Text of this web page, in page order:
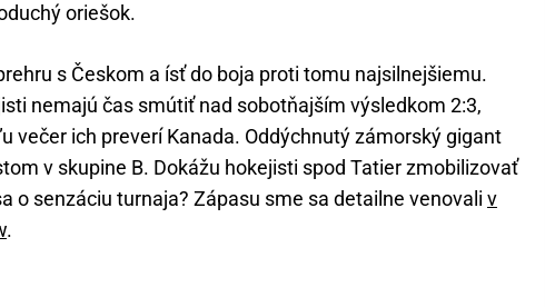
oriešok.
s Českom a ísť do boja proti tomu najsilnejšiemu.
nemajú čas smútiť nad sobotňajším výsledkom 2:3,
večer ich preverí Kanada. Oddýchnutý zámorský gigant
v skupine B. Dokážu hokejisti spod Tatier zmobilizovať
o senzáciu turnaja? Zápasu sme sa detailne venovali v
.